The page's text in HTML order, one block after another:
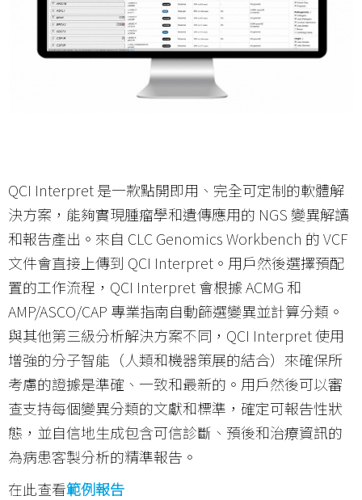
QCI Interpret 是一款點開即用、完全可定制的軟體解
決方案，能夠實現腫瘤學和遺傳應用的 NGS 變異解讀
和報告產出。來自 CLC Genomics Workbench 的 VCF
文件會直接上傳到 QCI Interpret。用戶然後選擇預配
置的工作流程，QCI Interpret 會根據 ACMG 和
AMP/ASCO/CAP 專業指南自動篩選變異並計算分類。
與其他第三級分析解決方案不同，QCI Interpret 使用
增強的分子智能（人類和機器策展的結合）來確保所
考慮的證據是準確、一致和最新的。用戶然後可以審
查支持每個變異分類的文獻和標準，確定可報告性狀
態，並自信地生成包含可信診斷、預後和治療資訊的
為病患客製分析的精準報告。
在此查看範例報告